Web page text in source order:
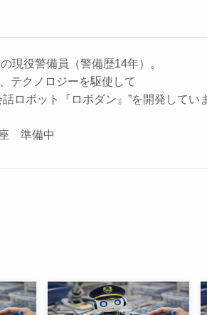
現役警備員（警備歴14年）。
テクノロジーを駆使して
話ロボット『ロボダン』”を開発してい
準備中